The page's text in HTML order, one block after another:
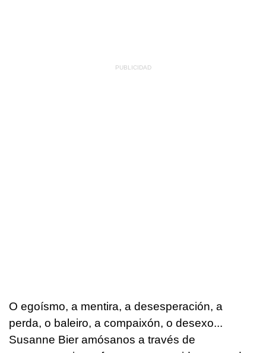
O egoísmo, a mentira, a desesperación, a
perda, o baleiro, a compaixón, o desexo...
Susanne Bier amósanos a través de